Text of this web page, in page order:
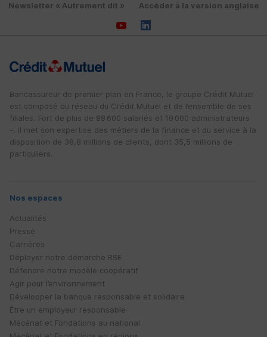
Newsletter « Autrement dit »
Accéder à la version anglaise
Bancassureur de premier plan en France, le groupe Crédit Mutuel
est composé du réseau du Crédit Mutuel et de l’ensemble de ses
filiales. Fort de plus de 88 600 salariés et 19 000 administrateurs
-, il met son expertise des métiers de la finance et du service à la
disposition de 38,8 millions de clients, dont 35,5 millions de
particuliers.
Nos espaces
Actualités
Presse
Carrières
Déployer notre démarche RSE
Défendre notre modèle coopératif
Agir pour l’environnement
Développer la banque responsable et solidaire
Être un employeur responsable
Mécénat et Fondations au national